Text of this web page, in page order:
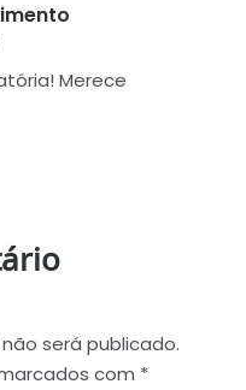
Merece
será publicado.
com *